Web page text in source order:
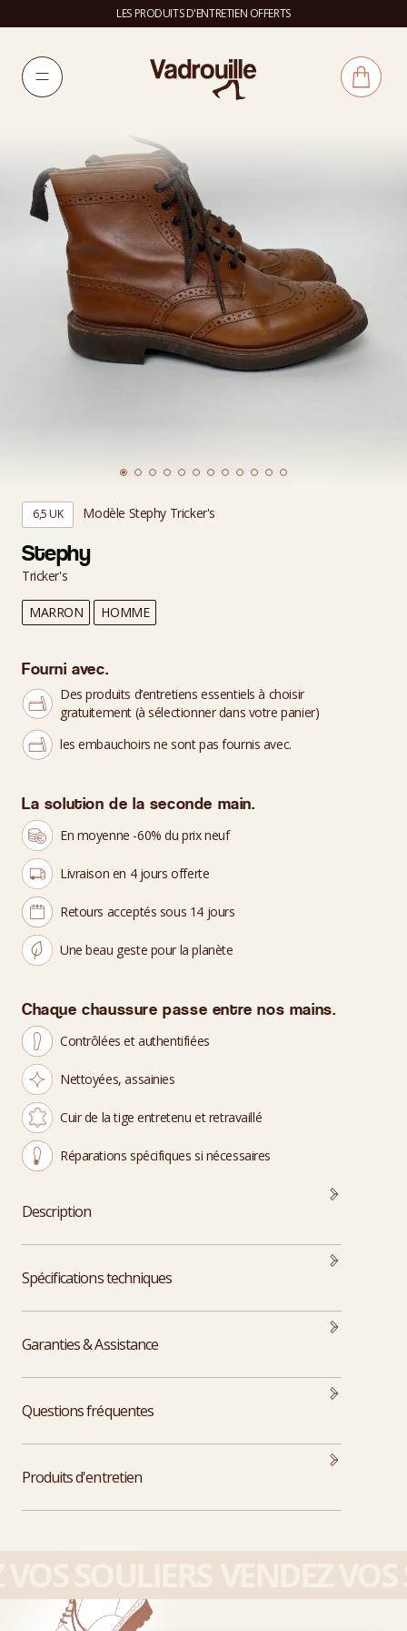
LES PRODUITS D'ENTRETIEN OFFERTS
6,5 UK Modèle Stephy Tricker's
Stephy
Tricker's
MARRON HOMME
Fourni avec.
Des produits d’entretiens essentiels à choisir
gratuitement (à sélectionner dans votre panier)
les embauchoirs ne sont pas fournis avec.
La solution de la seconde main.
En moyenne -60% du prix neuf
Livraison en 4 jours offerte
Retours acceptés sous 14 jours
Une beau geste pour la planète
Chaque chaussure passe entre nos mains.
Contrôlées et authentifiées
Nettoyées, assainies
Cuir de la tige entretenu et retravaillé
Réparations spécifiques si nécessaires
Description
Spécifications techniques
Garanties & Assistance
Questions fréquentes
Produits d'entretien